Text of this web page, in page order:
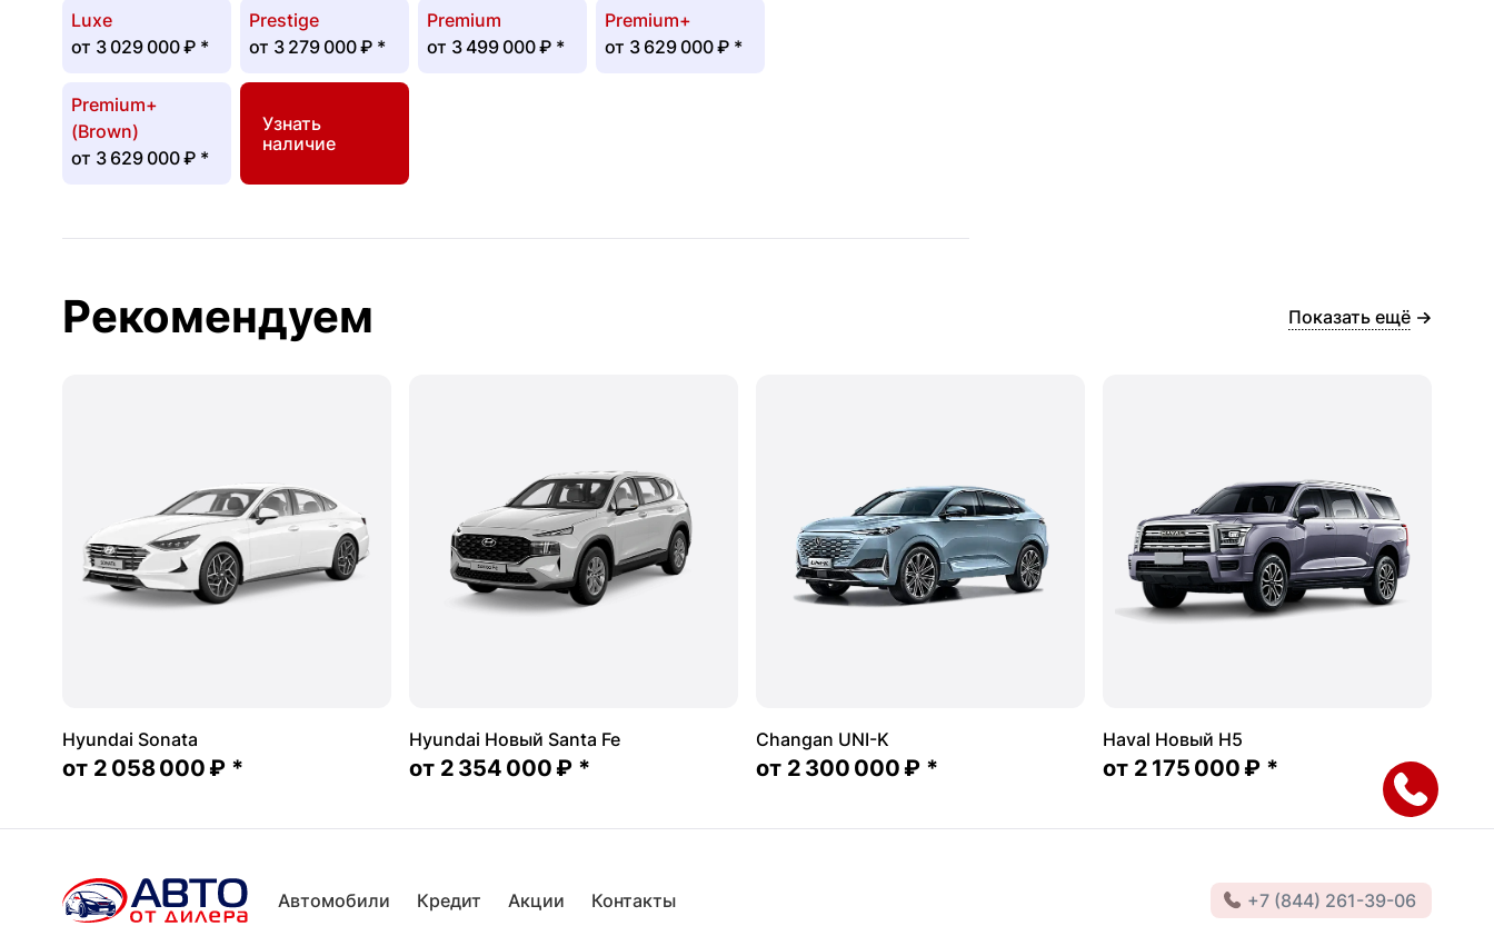
Luxe
от 3 029 000 ₽ *
Prestige
от 3 279 000 ₽ *
Premium
от 3 499 000 ₽ *
Premium+
от 3 629 000 ₽ *
Premium+
(Brown)
от 3 629 000 ₽ *
Узнать
наличие
Рекомендуем Показать ещё
Hyundai Sonata
от 2 058 000 ₽ *
Hyundai Новый Santa Fe
от 2 354 000 ₽ *
Changan UNI-K
от 2 300 000 ₽ *
Haval Новый H5
от 2 175 000 ₽ *
Автомобили Кредит Акции Контакты +7 (844) 261-39-06